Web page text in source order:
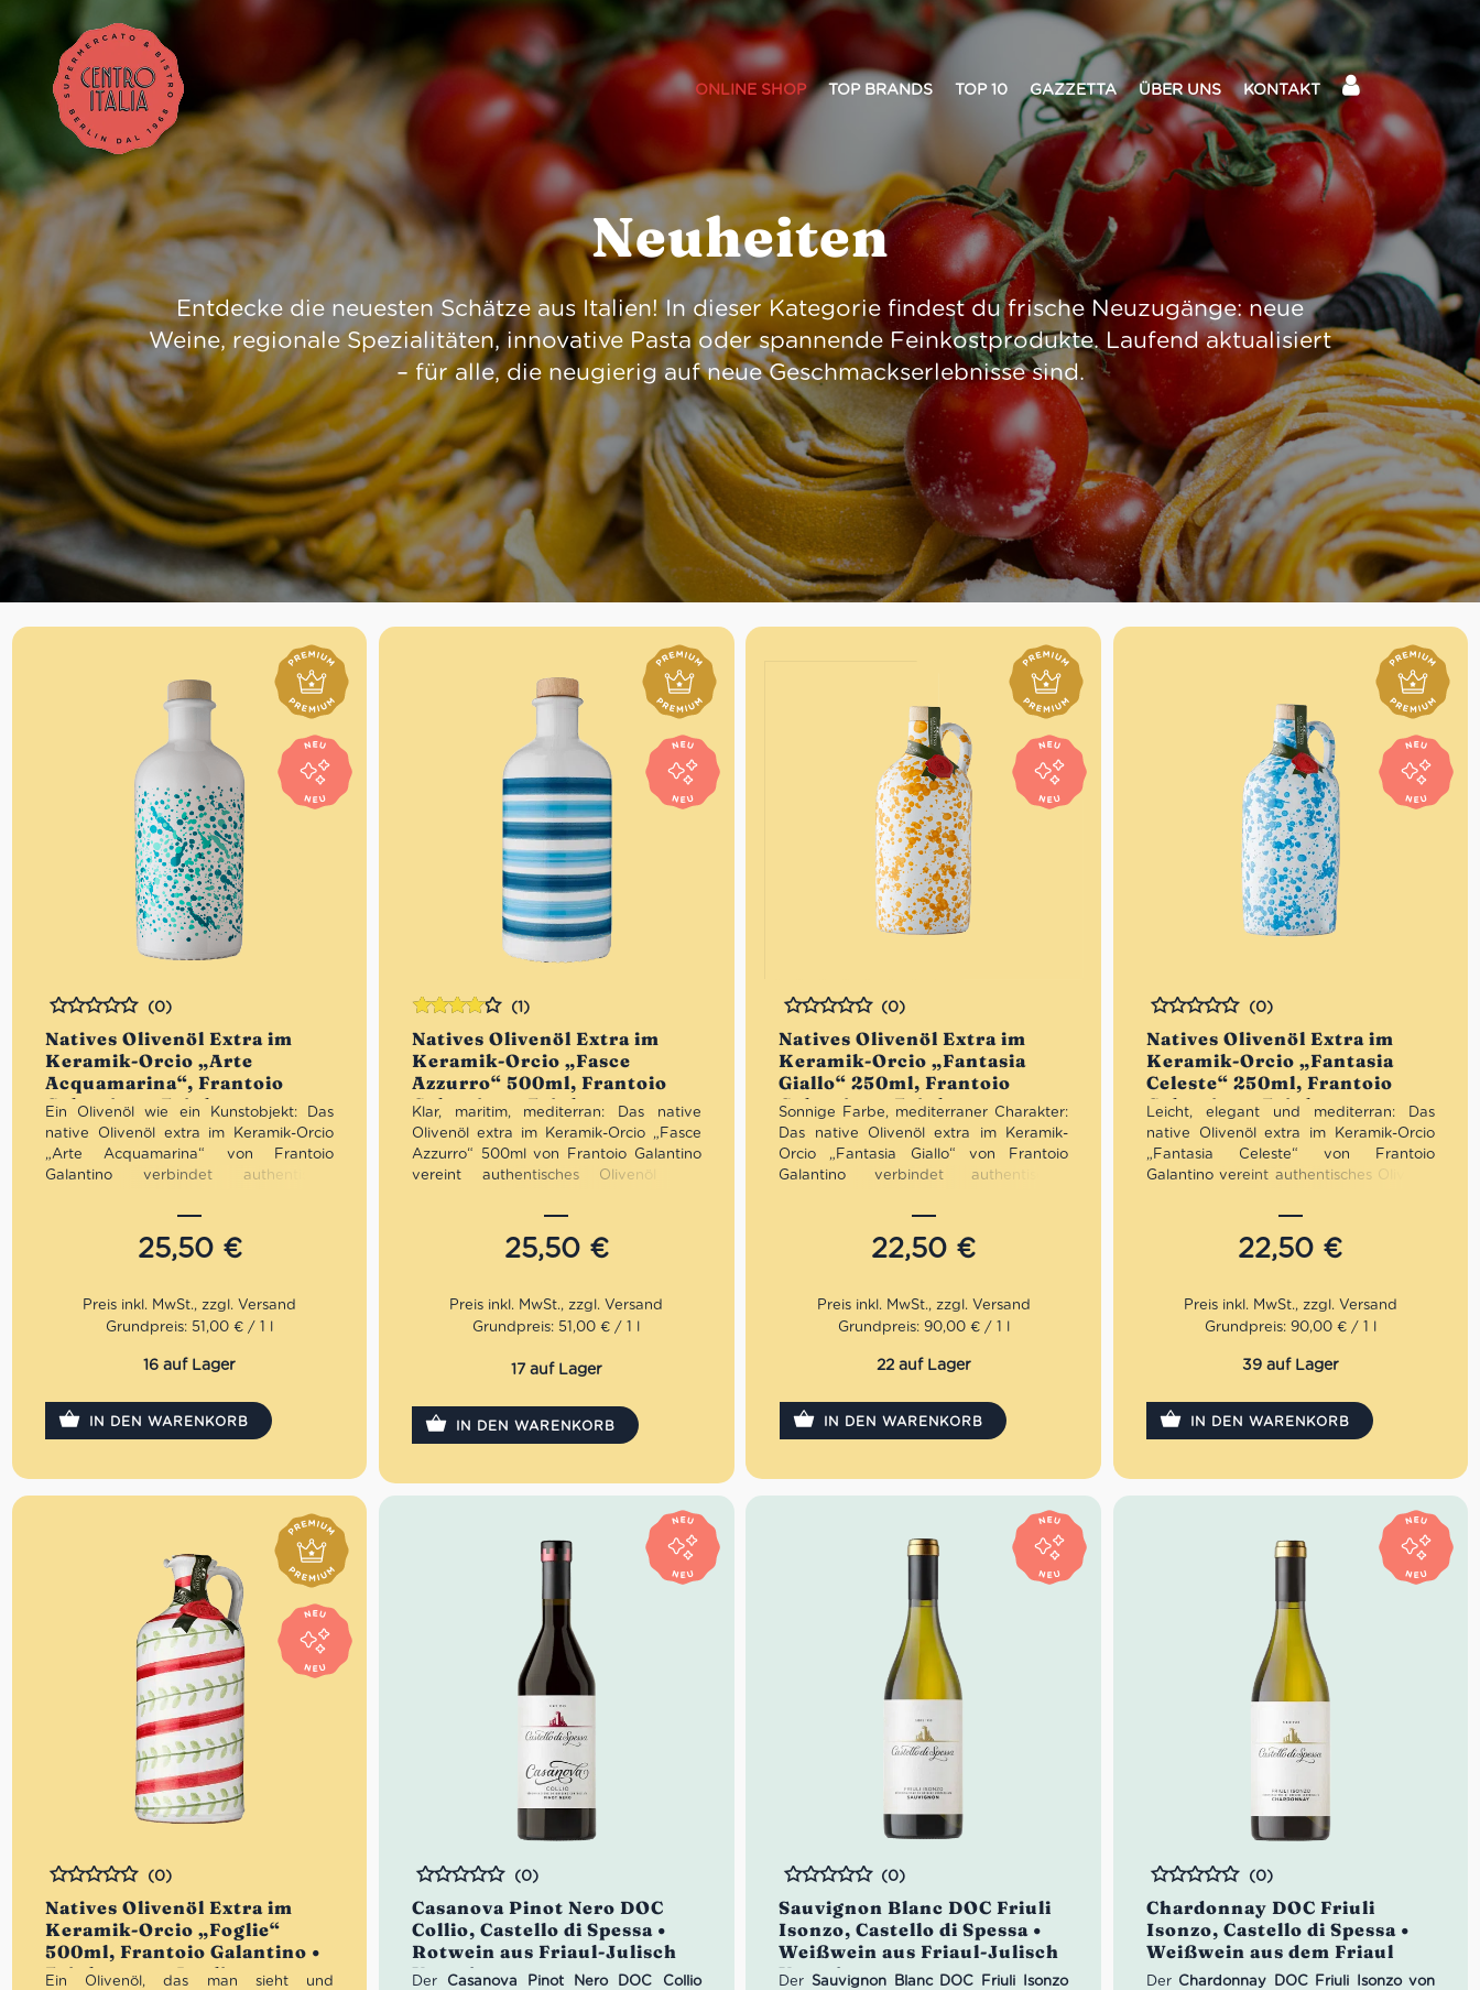
ONLINE SHOP TOP BRANDS TOP 10 GAZZETTA ÜBER UNS KONTAKT
Neuheiten
Entdecke die neuesten Schätze aus Italien! In dieser Kategorie findest du frische Neuzugänge: neue
Weine, regionale Spezialitäten, innovative Pasta oder spannende Feinkostprodukte. Laufend aktualisiert
– für alle, die neugierig auf neue Geschmackserlebnisse sind.
Natives Olivenöl Extra im
Keramik-Orcio „Arte
Acquamarina“, Frantoio
Galantino • Feinkost aus
Apulien
Bewertet
(0)
Ein Olivenöl wie ein Kunstobjekt: Das
native Olivenöl extra im Keramik-Orcio
„Arte Acquamarina“ von Frantoio
Galantino verbindet authentische
kunstvoll gestalteten Keramikgefäß in
Aquamarin-Optik. Fruchtig, ausgewogen
und hochwertig verarbeitet – optimal
echtes Statement. Ideal für Genießer,
Design-Liebhaber und als
mediterraner Seele.
Mengenrabatt: erhalte beim Kauf von 3
nativen Olivenölen Extra 12% Rabatt pro
25,50 €
Grundpreis: 51,00 € / 1 l
16 auf Lager
IN DEN WARENKORB
Natives Olivenöl Extra im
Keramik-Orcio „Fasce
Azzurro“ 500ml, Frantoio
Galantino • Feinkost aus
Apulien
(1)
Klar, maritim, mediterran: Das native
Olivenöl extra im Keramik-Orcio „Fasce
Azzurro“ 500ml von Frantoio Galantino
vereint authentisches Olivenöl aus
Keramikdesign in Blau-Weiß-Streifen.
Fruchtig, ausgewogen und hochwertig
verarbeitet – optimal vor Licht geschützt
Ideal für die mediterrane Küche, den
täglichen Genuss oder als
nativen Olivenölen Extra 12% Rabatt pro
Artikel
25,50 €
Bewertet
mit4.00
von 5
Grundpreis: 51,00 € / 1 l
17 auf Lager
IN DEN WARENKORB
Natives Olivenöl Extra im
Keramik-Orcio „Fantasia
Giallo“ 250ml, Frantoio
Galantino • Feinkost aus
Apulien
Bewertet
(0)
Sonnige Farbe, mediterraner Charakter:
Das native Olivenöl extra im Keramik-
Orcio „Fantasia Giallo“ von Frantoio
Galantino verbindet authentisches
leuchtend gelben Keramikdesign.
Fruchtig, ausgewogen und hochwertig
verarbeitet – optimal vor Licht geschützt
Ideal für die mediterrane Küche, den
täglichen Genuss oder als fröhliche,
nativen Olivenölen Extra 12% Rabatt pro
Artikel
22,50 €
Grundpreis: 90,00 € / 1 l
22 auf Lager
IN DEN WARENKORB
Natives Olivenöl Extra im
Keramik-Orcio „Fantasia
Celeste“ 250ml, Frantoio
Galantino • Feinkost aus
Apulien
Bewertet
(0)
Leicht, elegant und mediterran: Das
native Olivenöl extra im Keramik-Orcio
„Fantasia Celeste“ von Frantoio
Galantino vereint authentisches Olivenöl
Keramikdesign. Fruchtig, ausgewogen
und hochwertig verarbeitet – optimal
vor Licht geschützt und stilvoll
Küche, den täglichen Genuss oder als
elegante Geschenkidee mit italienischem
nativen Olivenölen Extra 12% Rabatt pro
Artikel
22,50 €
Grundpreis: 90,00 € / 1 l
39 auf Lager
IN DEN WARENKORB
Natives Olivenöl Extra im
Keramik-Orcio „Foglie“
500ml, Frantoio Galantino •
Feinkost aus Apulien
Bewertet
(0)
Ein Olivenöl, das man sieht und
Casanova Pinot Nero DOC
Collio, Castello di Spessa •
Rotwein aus Friaul-Julisch
Venetien
Bewertet
(0)
Der Casanova Pinot Nero DOC Collio
Sauvignon Blanc DOC Friuli
Isonzo, Castello di Spessa •
Weißwein aus Friaul-Julisch
Venetien
Bewertet
(0)
Der Sauvignon Blanc DOC Friuli Isonzo
Chardonnay DOC Friuli
Isonzo, Castello di Spessa •
Weißwein aus dem Friaul
Bewertet
(0)
Der Chardonnay DOC Friuli Isonzo von